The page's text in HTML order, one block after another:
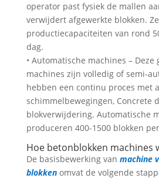
operator past fysiek de mallen
verwijdert afgewerkte blokken.
productiecapaciteiten van rond
dag.
• Automatische machines –
machines zijn volledig of semi-
hebben een continu proces met
schimmelbewegingen, Concrete
blokverwijdering. Automatische
produceren 400-1500 blokken
Hoe betonblokken machines
De basisbewerking van machine
blokkenomvat de volgende